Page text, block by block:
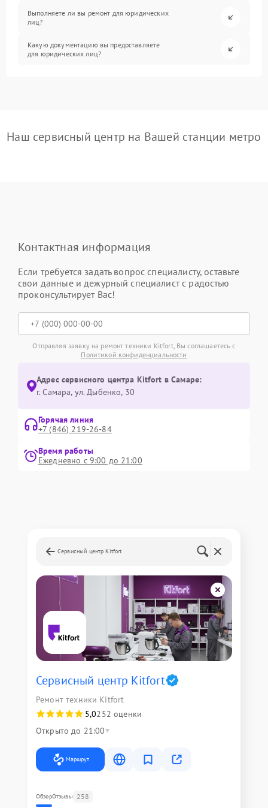
Выполняете ли вы ремонт для юридических
лиц?
Какую документацию вы предоставляете
для юридических лиц?
Наш сервисный центр на Вашей станции метро
Контактная информация
Если требуется задать вопрос специалисту, оставьте
свои данные и дежурный специалист с радостью
проконсультирует Вас!
Отправляя заявку на ремонт техники Kitfort, Вы соглашаетесь с
Политикой конфиденциальности
Адрес сервисного центра Kitfort в Самаре:
г. Самара, ул. Дыбенко, 30
Горячая линия
+7 (846) 219-26-84
Время работы
Ежедневно с 9:00 до 21:00
Сервисный центр Kitfort
Сервисный центр Kitfort
Ремонт техники Kitfort
5,0252 оценки
Открыто до 21:00
Маршрут
ОбзорОтзывы 258